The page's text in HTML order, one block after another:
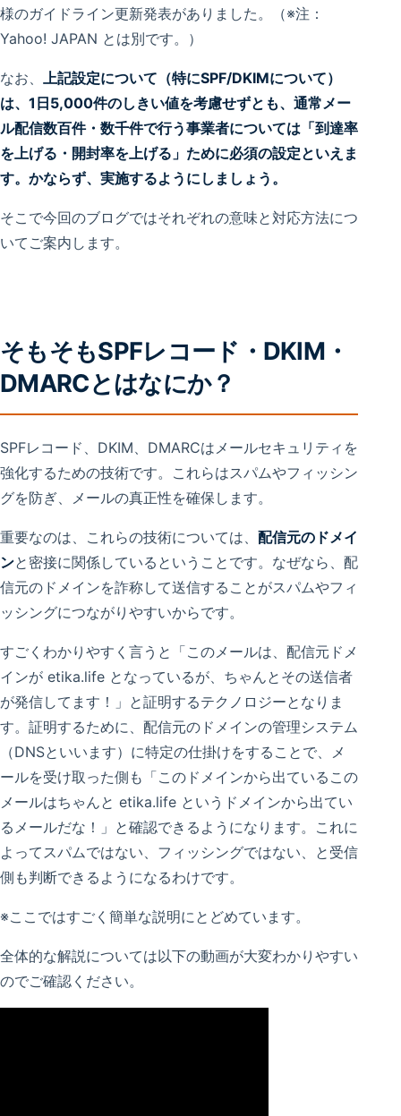
様のガイドライン更新発表がありました。（※注：
Yahoo! JAPAN とは別です。）
なお、 上記設定について（特にSPF/DKIMについて）
は、1日5,000件のしきい値を考慮せずとも、通常メー
ル配信数百件・数千件で行う事業者については「到達率
を上げる・開封率を上げる」ために必須の設定といえま
す。かならず、実施するようにしましょう。
そこで今回のブログではそれぞれの意味と対応方法につ
いてご案内します。
そもそもSPFレコード・DKIM・
DMARCとはなにか？
SPFレコード、DKIM、DMARCはメールセキュリティを
強化するための技術です。これらはスパムやフィッシン
グを防ぎ、メールの真正性を確保します。
重要なのは、これらの技術については、 配信元のドメイ
ンと密接に関係しているということです。なぜなら、配
信元のドメインを詐称して送信することがスパムやフィ
ッシングにつながりやすいからです。
すごくわかりやすく言うと「このメールは、配信元ドメ
インが etika.life となっているが、ちゃんとその送信者
が発信してます！」と証明するテクノロジーとなりま
す。証明するために、配信元のドメインの管理システム
（DNSといいます）に特定の仕掛けをすることで、メ
ールを受け取った側も「このドメインから出ているこの
メールはちゃんと etika.life というドメインから出てい
るメールだな！」と確認できるようになります。これに
よってスパムではない、フィッシングではない、と受信
側も判断できるようになるわけです。
※ここではすごく簡単な説明にとどめています。
全体的な解説については以下の動画が大変わかりやすい
のでご確認ください。